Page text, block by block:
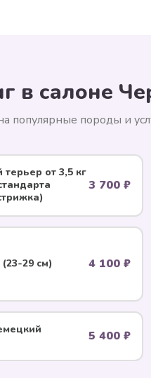
в салоне
популярные породы и
от 3,5 кг
3 700 ₽
29 см) 4 100 ₽
5 400 ₽